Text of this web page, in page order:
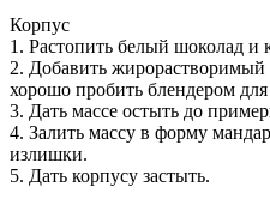
Корпус
1. Растопить белый шоколад и
2. Добавить жирорастворимый
хорошо пробить блендером
3. Дать массе остыть до
4. Залить массу в форму
излишки.
5. Дать корпусу застыть.